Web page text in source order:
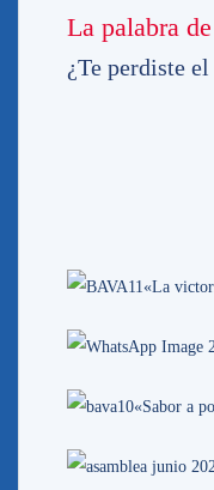
La palabra
¿Te perdiste
«La
«Sabor a